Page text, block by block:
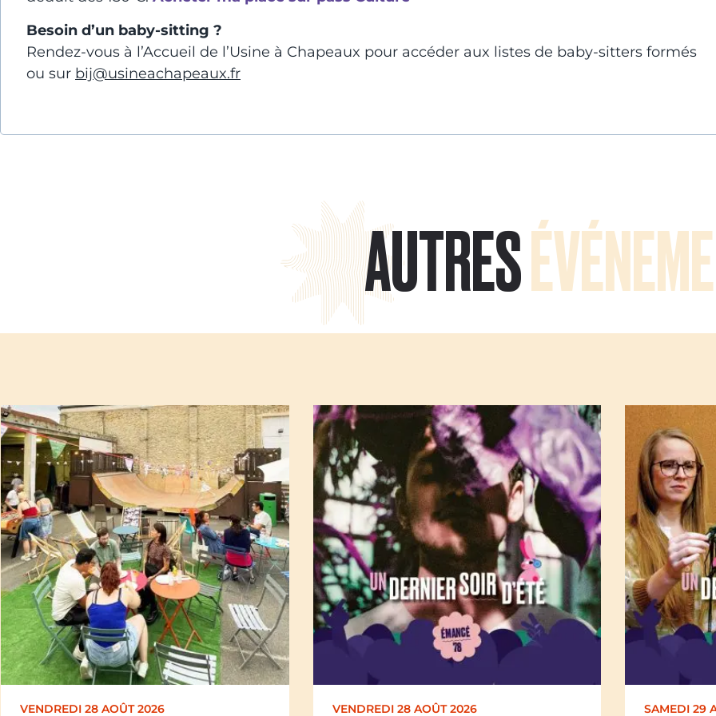
Besoin d’un baby-sitting ?
Rendez-vous à l’Accueil de l’Usine à Chapeaux pour accéder aux listes de baby-sitters formés
ou sur bij@usineachapeaux.fr
AUTRES
VENDREDI 28 AOÛT 2026 SAMEDI 29 AOÛT 2026 SAMEDI 29